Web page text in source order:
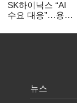
SK하이닉스 “AI
수요 대응”…용인
투자
뉴스